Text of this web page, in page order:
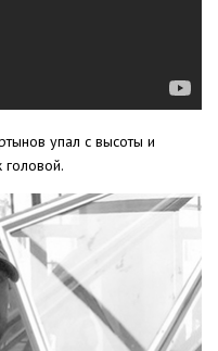
упал с высоты и